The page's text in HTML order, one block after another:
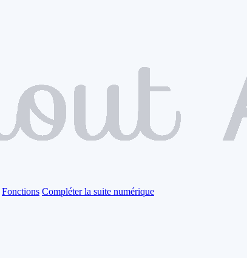
Fonctions Compléter la suite numérique